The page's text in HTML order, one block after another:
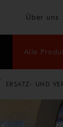
Zum
Über uns
Alle
ERSATZ- UND